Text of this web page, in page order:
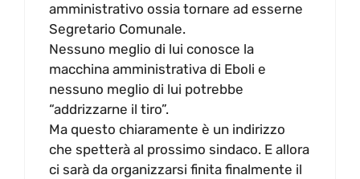
amministrativo ossia tornare ad esserne
Segretario Comunale.
Nessuno meglio di lui conosce la
macchina amministrativa di Eboli e
nessuno meglio di lui potrebbe
“addrizzarne il tiro”.
Ma questo chiaramente è un indirizzo
che spetterà al prossimo sindaco. E allora
ci sarà da organizzarsi finita finalmente il